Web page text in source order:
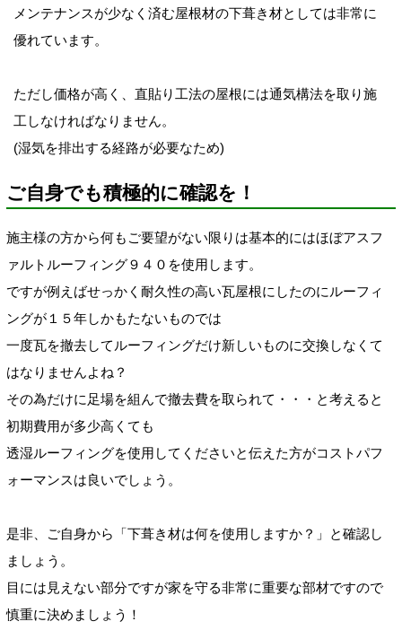
メンテナンスが少なく済む屋根材の下葺き材としては非常に
優れています。
ただし価格が高く、直貼り工法の屋根には通気構法を取り施
工しなければなりません。
(湿気を排出する経路が必要なため)
ご自身でも積極的に確認を！
施主様の方から何もご要望がない限りは基本的にはほぼアスフ
ァルトルーフィング９４０を使用します。
ですが例えばせっかく耐久性の高い瓦屋根にしたのにルーフィ
ングが１５年しかもたないものでは
一度瓦を撤去してルーフィングだけ新しいものに交換しなくて
はなりませんよね？
その為だけに足場を組んで撤去費を取られて・・・と考えると
初期費用が多少高くても
透湿ルーフィングを使用してくださいと伝えた方がコストパフ
ォーマンスは良いでしょう。
是非、ご自身から「下葺き材は何を使用しますか？」と確認し
ましょう。
目には見えない部分ですが家を守る非常に重要な部材ですので
慎重に決めましょう！